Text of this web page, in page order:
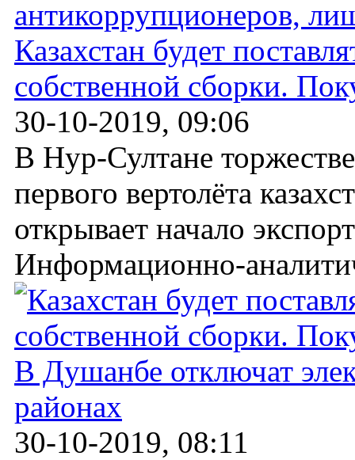
Казахстан будет
собственной сборки.
30-10-2019, 09:06
В Нур-Султане
первого вертолёта
открывает начало
Информационно-
В Душанбе отключат
районах
30-10-2019, 08:11